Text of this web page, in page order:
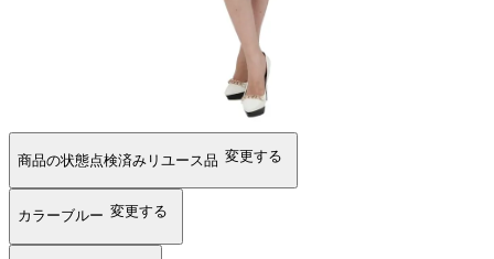
商品の状態点検済みリユース品 変更する
カラーブルー 変更する